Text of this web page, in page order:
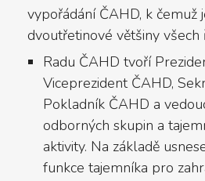
vypořádání ČAHD, k čemuž
dvoutřetinové většiny všech
Radu ČAHD tvoří
Viceprezident ČAHD,
Pokladník ČAHD a
odborných skupin a
aktivity. Na základě
funkce tajemníka pro